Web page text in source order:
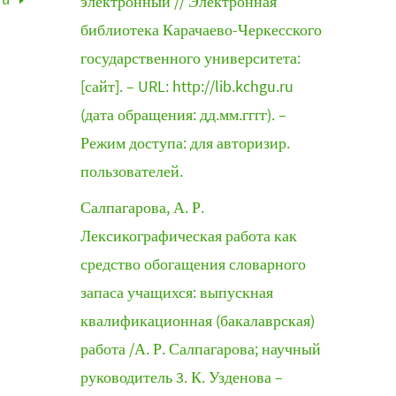
библиотека Карачаево-Черкесского
государственного университета:
[сайт]. – URL: http://lib.kchgu.ru
(дата обращения: дд.мм.гггг). –
Режим доступа: для авторизир.
пользователей.
Салпагарова, А. Р.
Лексикографическая работа как
средство обогащения словарного
запаса учащихся: выпускная
квалификационная (бакалаврская)
работа /А. Р. Салпагарова; научный
руководитель 3. К. Узденова –